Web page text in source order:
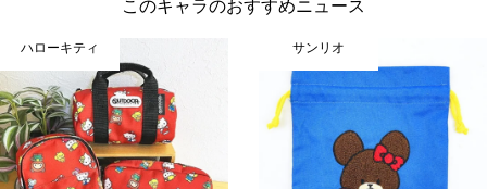
このキャラのおすすめニュース
ハローキティ サンリオ